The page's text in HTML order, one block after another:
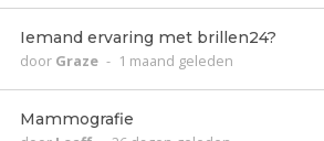
Iemand ervaring met brillen24?
door Graze - 1 maand geleden
Mammografie